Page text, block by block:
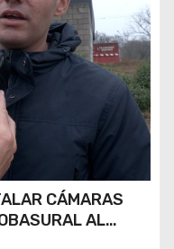
CÁMARAS
AL